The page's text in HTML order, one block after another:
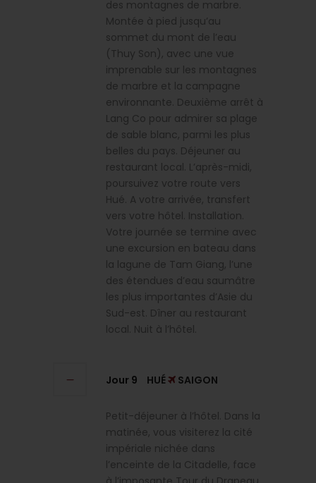
des montagnes de marbre.
Montée à pied jusqu’au
sommet du mont de l’eau
(Thuy Son), avec une vue
imprenable sur les montagnes
de marbre et la campagne
environnante. Deuxième arrêt à
Lang Co pour admirer sa plage
de sable blanc, parmi les plus
belles du pays. Déjeuner au
restaurant local. L’après-midi,
poursuivez votre route vers
Hué. A votre arrivée, transfert
vers votre hôtel. Installation.
Votre journée se termine avec
une excursion en bateau dans
la lagune de Tam Giang, l’une
des étendues d’eau saumâtre
les plus importantes d’Asie du
Sud-est. Dîner au restaurant
local. Nuit à l’hôtel.
Jour 9 HUÉ SAIGON
Petit-déjeuner à l’hôtel. Dans la
matinée, vous visiterez la cité
impériale nichée dans
l’enceinte de la Citadelle, face